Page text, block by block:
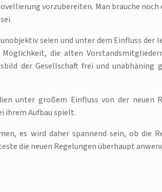
vorzubereiten. Man brauche noch
seien und unter dem Einfluss der
die alten
der Gesellschaft frei und unabhäning
unter großem Einfluss von der neuen
ihrem Aufbau spielt.
es wird daher spannend sein, ob die
die neuen Regelungen überhaupt